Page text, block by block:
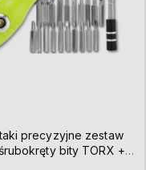
precyzyjne zestaw
bity TORX +